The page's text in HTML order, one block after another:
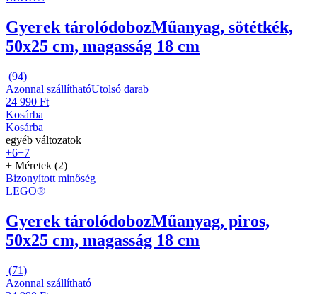
Gyerek tárolódobozMűanyag, sötétkék,
50x25 cm, magasság 18 cm
(94)
Azonnal szállíthatóUtolsó darab
24 990 Ft
Kosárba
Kosárba
egyéb változatok
+6+7
+ Méretek (2)
Bizonyított minőség
LEGO®
Gyerek tárolódobozMűanyag, piros,
50x25 cm, magasság 18 cm
(71)
Azonnal szállítható